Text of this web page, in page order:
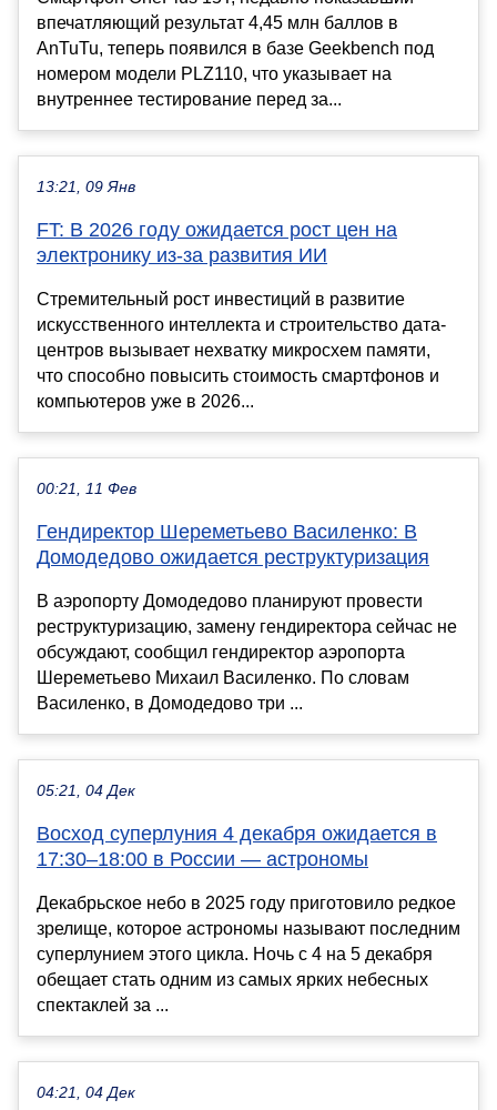
впечатляющий результат 4,45 млн баллов в
AnTuTu, теперь появился в базе Geekbench под
номером модели PLZ110, что указывает на
внутреннее тестирование перед за...
13:21, 09 Янв
FT: В 2026 году ожидается рост цен на
электронику из-за развития ИИ
Стремительный рост инвестиций в развитие
искусственного интеллекта и строительство дата-
центров вызывает нехватку микросхем памяти,
что способно повысить стоимость смартфонов и
компьютеров уже в 2026...
00:21, 11 Фев
Гендиректор Шереметьево Василенко: В
Домодедово ожидается реструктуризация
В аэропорту Домодедово планируют провести
реструктуризацию, замену гендиректора сейчас не
обсуждают, сообщил гендиректор аэропорта
Шереметьево Михаил Василенко. По словам
Василенко, в Домодедово три ...
05:21, 04 Дек
Восход суперлуния 4 декабря ожидается в
17:30–18:00 в России — астрономы
Декабрьское небо в 2025 году приготовило редкое
зрелище, которое астрономы называют последним
суперлунием этого цикла. Ночь с 4 на 5 декабря
обещает стать одним из самых ярких небесных
спектаклей за ...
04:21, 04 Дек